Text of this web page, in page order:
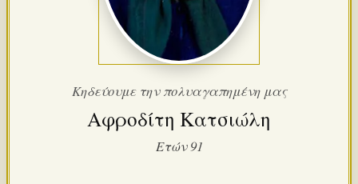
Κηδεύουμε την πολυαγαπημένη μας
Αφροδίτη Κατσιώλη
Ετών 91